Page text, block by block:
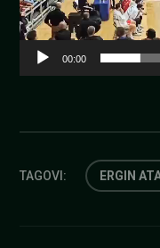
00:00
TAGOVI: ERGIN